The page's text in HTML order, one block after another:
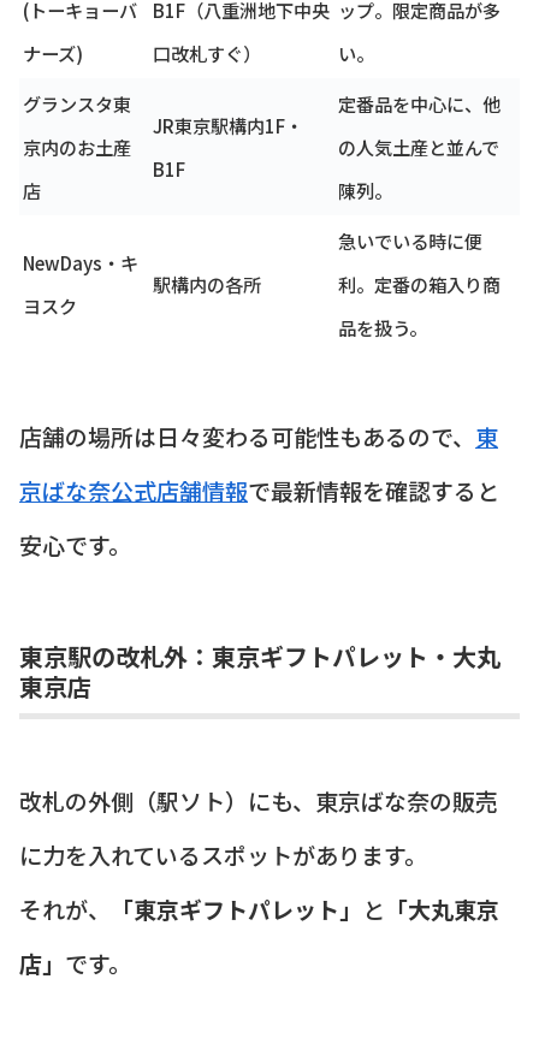
(トーキョーバ
ナーズ)
B1F（八重洲地下中央
口改札すぐ）
ップ。限定商品が多
い。
グランスタ東
京内のお土産
店
JR東京駅構内1F・
B1F
定番品を中心に、他
の人気土産と並んで
陳列。
NewDays・キ
ヨスク
駅構内の各所
急いでいる時に便
利。定番の箱入り商
品を扱う。
店舗の場所は日々変わる可能性もあるので、 東
京ばな奈公式店舗情報で最新情報を確認すると
安心です。
東京駅の改札外：東京ギフトパレット・大丸
東京店
改札の外側（駅ソト）にも、東京ばな奈の販売
に力を入れているスポットがあります。
それが、
「東京ギフトパレット」 と 「大丸東京
店」 です。